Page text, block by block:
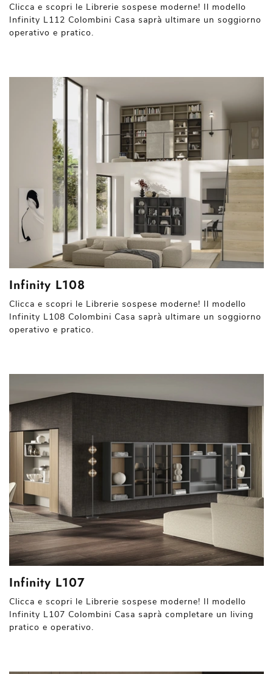
Clicca e scopri le Librerie sospese moderne! Il modello
Infinity L112 Colombini Casa saprà ultimare un soggiorno
operativo e pratico.
Infinity L108
Clicca e scopri le Librerie sospese moderne! Il modello
Infinity L108 Colombini Casa saprà ultimare un soggiorno
operativo e pratico.
Infinity L107
Clicca e scopri le Librerie sospese moderne! Il modello
Infinity L107 Colombini Casa saprà completare un living
pratico e operativo.